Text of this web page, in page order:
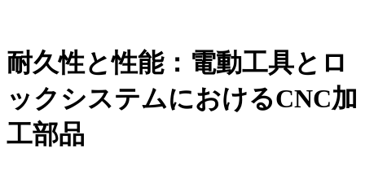
耐久性と性能：電動工具とロ
ックシステムにおけるCNC加
工部品